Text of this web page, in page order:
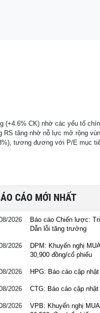
(+4.6% CK) nhờ các yếu tố
tăng nhờ nỗ lực mở rộng
tương đương với P/E mục
CÁO MỚI NHẤT
2026
Báo cáo Chiến lược:
Dẫn lỗi tăng trưởng
2026
DPM: Khuyến nghị
30,900 đồng/cổ phiếu
2026 HPG: Báo cáo cập
2026 CTG: Báo cáo cập
2026
VPB: Khuyến nghị